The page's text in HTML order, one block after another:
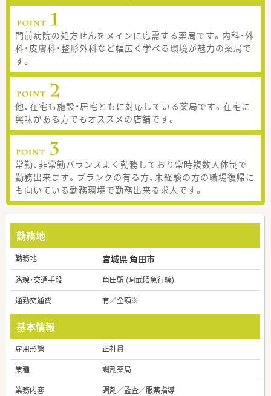
門前病院の処方せんをメインに応需する薬局です。内科・外
科・皮膚科・整形外科など幅広く学べる環境が魅力の薬局で
す。
他、在宅も施設・居宅ともに対応している薬局です。在宅に
興味がある方でもオススメの店舗です。
常勤、非常勤バランスよく勤務しており常時複数人体制で
勤務出来ます。ブランクの有る方、未経験の方の職場復帰に
も向いている勤務環境で勤務出来る求人です。
勤務地
勤務地 宮城県 角田市
路線・交通手段
角田駅 (阿武隈急行線)
通勤交通費
有／全額※
基本情報
雇用形態
正社員
業種
調剤薬局
業務内容
調剤／監査／服薬指導